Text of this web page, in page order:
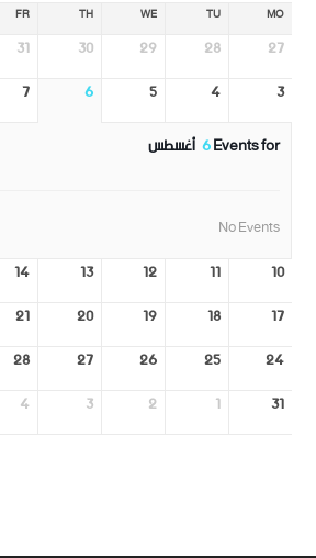
MO
TU
WE
TH
FR
27
28
29
30
31
3
4
5
6
7
Events for
6أغسطس
No Events
10
11
12
13
14
17
18
19
20
21
24
25
26
27
28
31
1
2
3
4